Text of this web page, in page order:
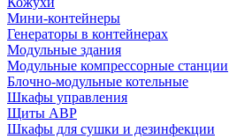
Мини-контейнеры
Генераторы в контейнерах
Модульные здания
Модульные компрессорные станции
Блочно-модульные котельные
Шкафы управления
Щиты АВР
Шкафы для сушки и дезинфекции